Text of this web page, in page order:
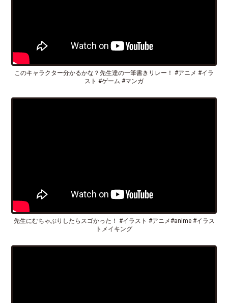
このキャラクター分かるかな？先生達の一筆書きリレー！ #アニメ #イラ
スト #ゲーム #マンガ
先生にむちゃぶりしたらスゴかった！ #イラスト #アニメ#anime #イラス
トメイキング